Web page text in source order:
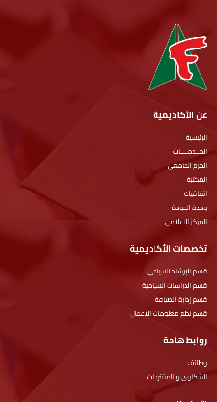
عن الأكاديمية
الرئيسية
الخــدمــــات
الحرم الجامعى
المكتبة
اتفاقيات
وحدة الجودة
المركز الاعلامى
تخصصات الأكاديمية
قسم الإرشاد السياحي
قسم الدراسات السياحية
قسم إدارة الضيافة
قسم نظم معلومات الاعمال
روابط هامة
وظائف
الشكاوى و المقترحات